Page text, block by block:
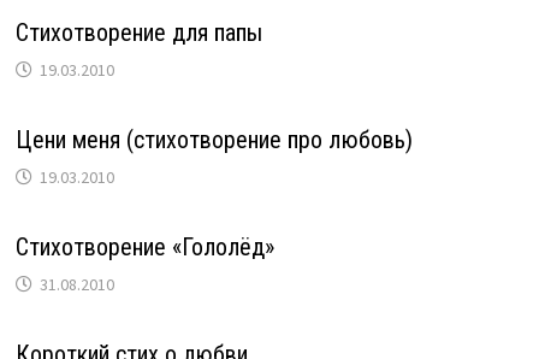
Стихотворение для папы
19.03.2010
Цени меня (стихотворение про любовь)
19.03.2010
Стихотворение «Гололёд»
31.08.2010